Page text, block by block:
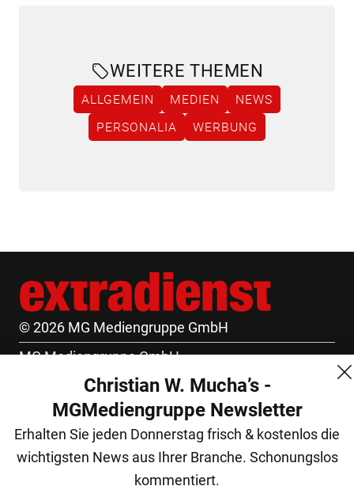
WEITERE THEMEN
ALLGEMEIN MEDIEN
NEWS
PERSONALIA
WERBUNG
© 2026 MG Mediengruppe GmbH
MG Mediengruppe GmbH
Burgring 1/7
1010 Wien
+43 (1) 522 14 14
office@mgmedien.at
Christian W. Mucha’s -
MGMediengruppe Newsletter
Erhalten Sie jeden Donnerstag frisch & kostenlos die
wichtigsten News aus Ihrer Branche. Schonungslos
kommentiert.